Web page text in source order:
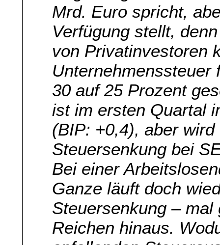
Mrd. Euro spricht,
Verfügung stellt,
von Privatinvestoren
Unternehmenssteuer
30 auf 25 Prozent
ist im ersten Quartal
(BIP: +0,4), aber
Steuersenkung bei
Bei einer
Ganze läuft doch
Steuersenkung –
Reichen hinaus.